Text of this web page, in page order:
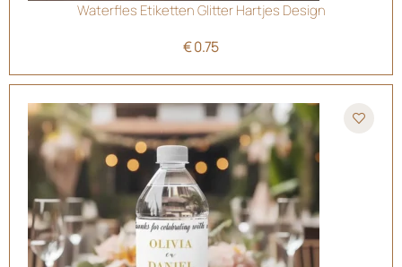
Waterfles Etiketten Glitter Hartjes Design
€0.75